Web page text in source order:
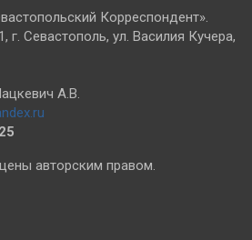
Корреспондент».
г. Севастополь, ул. Василия Кучера,
А.В.
авторским правом.